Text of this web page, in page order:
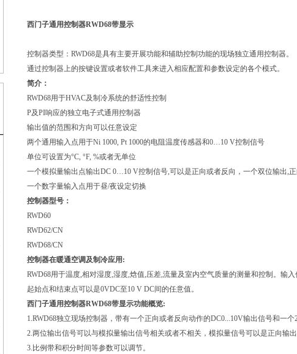
西门子通用控制器RWD68带显示
控制器类型：RWD68是具有主要开展功能和辅助控制功能的现场独立通用控制器。
通过控制器上的按键设置或者软件工具来进入相应配置和参数设定的各个模式。
简介：
RWD68用于HVAC及制冷系统的舒适性控制
P及PI响应的独立电子式通用控制器
输出值的范围和方向可以任意设定
两个通用输入点用于Ni 1000, Pt 1000的电阻温度传感器和0…10 V控制信号
单位可设置为°C, °F, %或者无单位
一个模拟量输出点输出DC 0…10 V控制信号,可以是正向或者反向，一个双位输出,
一个数字量输入点用于昼/夜设定切换
控制器型号：
RWD60
RWD62/CN
RWD68/CN
控制器在暖通空调及制冷应用:
RWD68用于温度,相对湿度,湿度,焓值,压差,流量及室内空气质量的测量和控制。输入
起始点和结束点可以是0VDC至10 V DC间的任意值。
西门子通用控制器RWD68带显示功能概览:
1.RWD68独立现场控制器，带有一个正向或者反向动作的DC0...10V输出信号和一个
2.两位输出信号可以与模拟量输出信号相关或者不相关，模拟量信号可以是正向输
3.比例带和积分时间等参数可以调节。